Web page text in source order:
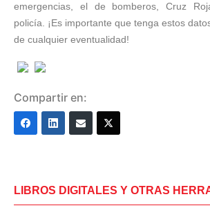
emergencias, el de bomberos, Cruz
policía. ¡Es importante que tenga estos
de cualquier eventualidad!
Compartir en:
LIBROS DIGITALES Y OTRAS